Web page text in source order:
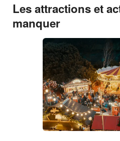
Les attractions et
manquer